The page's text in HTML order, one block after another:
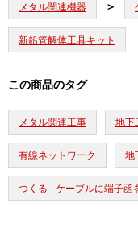
メタル関連機器
新鉛管解体工具キット
この商品のタグ
メタル関連工事 地下
有線ネットワーク 地
つくる - ケーブルに端子函